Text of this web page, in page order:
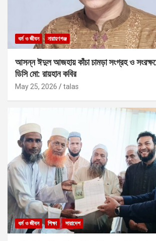
ধর্ম ও জীবন নারায়ণগঞ্জ
আসন্ন ঈদুল আজহায় কাঁচা চামড়া সংগ্রহ ও
ডিসি মো: রায়হান কবির
May 25, 2026 talas
ধর্ম ও জীবন শিক্ষা সারাদেশ